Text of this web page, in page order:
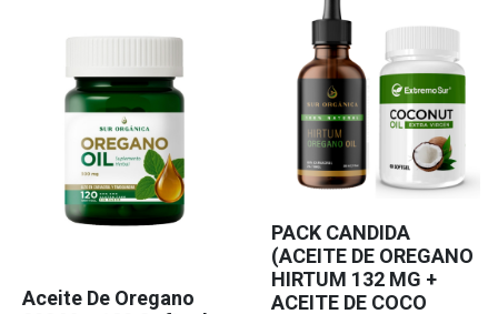
Aceite De Oregano
PACK CANDIDA
(ACEITE DE OREGANO
HIRTUM 132 MG +
ACEITE DE COCO